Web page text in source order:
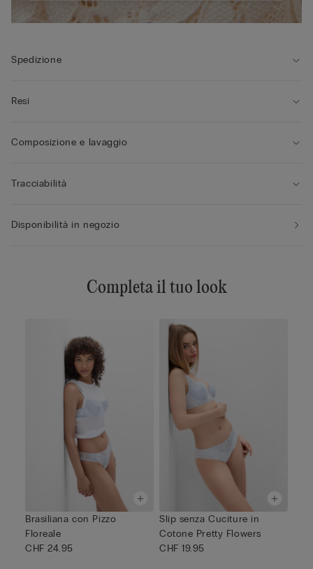
Spedizione
Resi
Composizione e lavaggio
Tracciabilità
Disponibilità in negozio
Completa il tuo look
Brasiliana con Pizzo
Floreale
CHF 24.95
Slip senza Cuciture in
Cotone Pretty Flowers
CHF 19.95